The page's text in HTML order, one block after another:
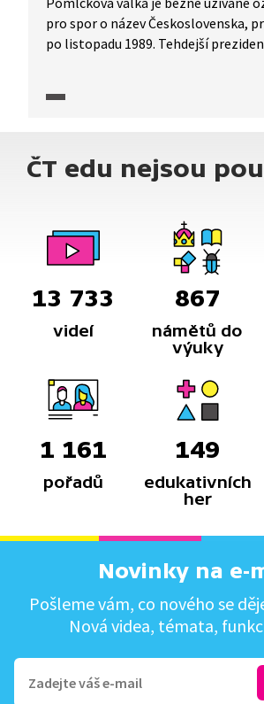
pro spor o název Československa,
po listopadu 1989. Tehdejší
schválení ale přišla několik měsíců
federace. O tom, jak se název státu
ředitel Ústavu pro jazyk český AV ČR
ČT edu nejsou
13 733
videí
867
námětů do
výuky
1 161
pořadů
149
edukativních
her
Novinky na e-
Pošleme vám, co nového se
Nová videa, témata,